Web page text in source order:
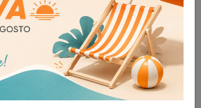
e igiene HACCP